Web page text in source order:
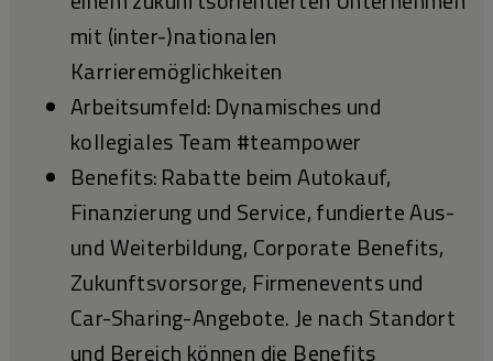
mit (inter-)nationalen
Karrieremöglichkeiten
Arbeitsumfeld: Dynamisches und
kollegiales Team #teampower
Benefits: Rabatte beim Autokauf,
Finanzierung und Service, fundierte Aus-
und Weiterbildung, Corporate Benefits,
Zukunftsvorsorge, Firmenevents und
Car-Sharing-Angebote. Je nach Standort
und Bereich können die Benefits